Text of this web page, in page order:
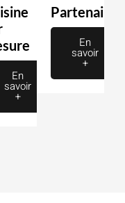
En
savoir
+
Partenaire
En
savoir
+